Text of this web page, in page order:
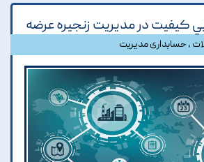
کيفيت در مديريت زنجيره عرضه
،حسابداری مدیریت